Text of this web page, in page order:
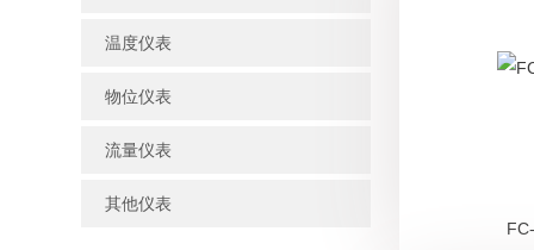
温度仪表
物位仪表
流量仪表
其他仪表